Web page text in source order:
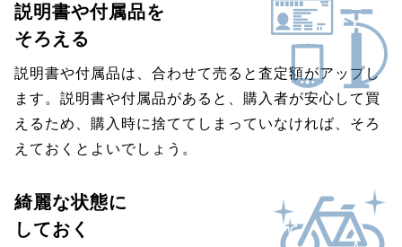
説明書や付属品を
そろえる
説明書や付属品は、合わせて売ると査定額がアップし
ます。説明書や付属品があると、購入者が安心して買
えるため、購入時に捨ててしまっていなければ、そろ
えておくとよいでしょう。
綺麗な状態に
しておく